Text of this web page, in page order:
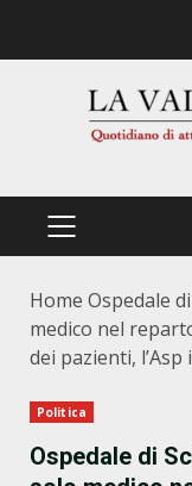
PRIMÄRES
Home Ospedale
medico nel
dei pazienti,
Politica
Ospedale di